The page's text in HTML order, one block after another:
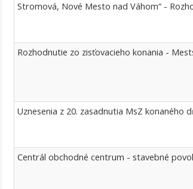
Stromová, Nové Mesto nad Váhom“ -
Rozhodnutie zo zisťovacieho konania -
Uznesenia z 20. zasadnutia MsZ konaného
Centrál obchodné centrum - stavebné